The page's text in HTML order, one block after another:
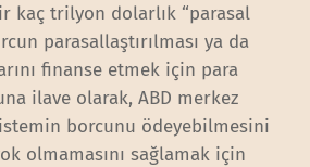
kaç trilyon dolarlık “parasal
parasallaştırılması ya da
finanse etmek için para
ilave olarak, ABD merkez
borcunu ödeyebilmesini
olmamasını sağlamak için